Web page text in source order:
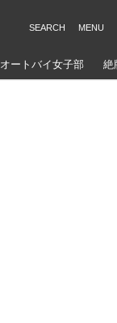
オートバイ女子部 絶